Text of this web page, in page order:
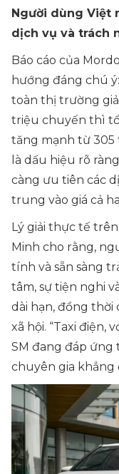
Người dùng Việt
dịch vụ và trách
Báo cáo của
hướng đáng chú
toàn thị trường
triệu chuyến thì
tăng mạnh từ 305
là dấu hiệu rõ
càng ưu tiên các
trung vào giá cả
Lý giải thực tế
Minh cho rằng,
tính và sẵn sàng
tâm, sự tiện nghi
dài hạn, đồng
xã hội. “Taxi điện,
SM đang đáp ứng
chuyên gia khẳng